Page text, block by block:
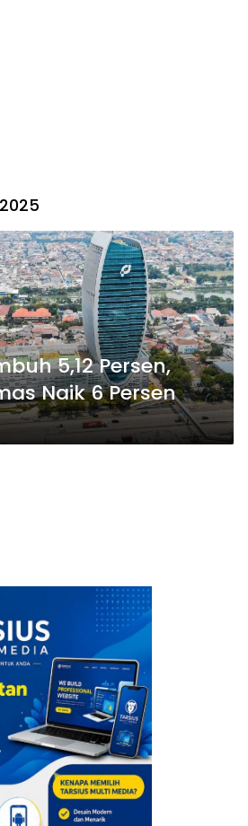
5,12 Persen,
Naik 6 Persen